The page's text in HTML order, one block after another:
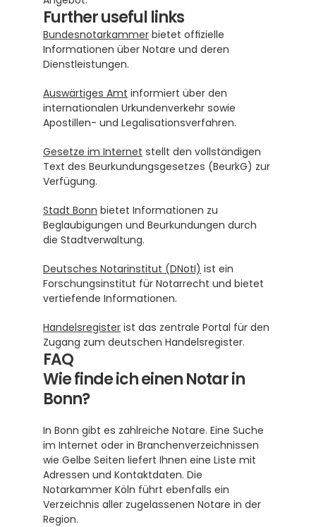
Further useful links
Bundesnotarkammer bietet offizielle
Informationen über Notare und deren
Dienstleistungen.
Auswärtiges Amt informiert über den
internationalen Urkundenverkehr sowie
Apostillen- und Legalisationsverfahren.
Gesetze im Internet stellt den vollständigen
Text des Beurkundungsgesetzes (BeurkG) zur
Verfügung.
Stadt Bonn bietet Informationen zu
Beglaubigungen und Beurkundungen durch
die Stadtverwaltung.
Deutsches Notarinstitut (DNotI) ist ein
Forschungsinstitut für Notarrecht und bietet
vertiefende Informationen.
Handelsregister ist das zentrale Portal für den
Zugang zum deutschen Handelsregister.
FAQ
Wie finde ich einen Notar in
Bonn?
In Bonn gibt es zahlreiche Notare. Eine Suche
im Internet oder in Branchenverzeichnissen
wie Gelbe Seiten liefert Ihnen eine Liste mit
Adressen und Kontaktdaten. Die
Notarkammer Köln führt ebenfalls ein
Verzeichnis aller zugelassenen Notare in der
Region.